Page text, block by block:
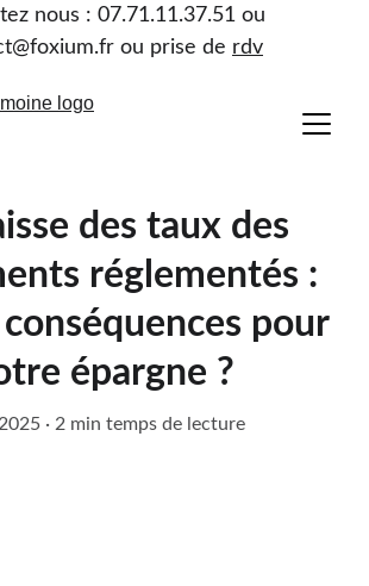
nous : 07.71.11.37.51 ou
ou prise de rdv
des taux des
réglementés :
pour
épargne ?
2 min temps de lecture